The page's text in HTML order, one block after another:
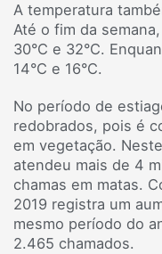
A temperatura
Até o fim da
30°C e 32°C.
14°C e 16°C.
No período de
redobrados, pois é
em vegetação.
atendeu mais de 4
chamas em matas.
2019 registra um
mesmo período do
2.465 chamados.